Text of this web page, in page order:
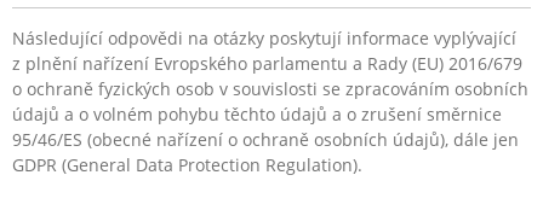
Následující odpovědi na otázky poskytují informace vyplývající
z plnění nařízení Evropského parlamentu a Rady (EU) 2016/679
o ochraně fyzických osob v souvislosti se zpracováním osobních
údajů a o volném pohybu těchto údajů a o zrušení směrnice
95/46/ES (obecné nařízení o ochraně osobních údajů), dále jen
GDPR (General Data Protection Regulation).